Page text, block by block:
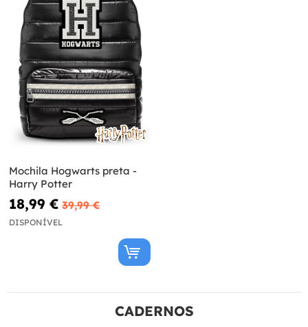
Mochila Hogwarts preta -
Harry Potter
18,99 € 39,99 €
DISPONÍVEL
CADERNOS